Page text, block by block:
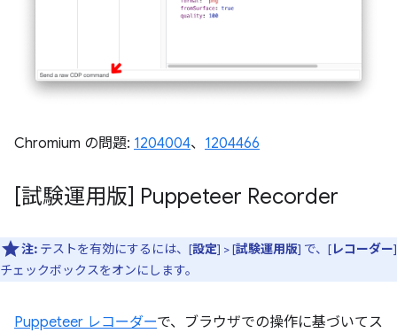
Chromium の問題: 1204004、 1204466
[試験運用版] Puppeteer Recorder
注: テストを有効にするには、[設定] > [試験運用版] で、[レコーダー]
チェックボックスをオンにします。
Puppeteer レコーダーで、ブラウザでの操作に基づいてス